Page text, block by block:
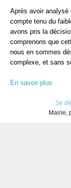
Après avoir analysé
compte tenu du
avons pris la
comprenons que
nous en sommes
complexe, et sans
En savoir plus
Se
Mairie,